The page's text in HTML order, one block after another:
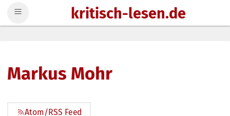
kritisch-lesen.de
Markus Mohr
Atom/RSS Feed